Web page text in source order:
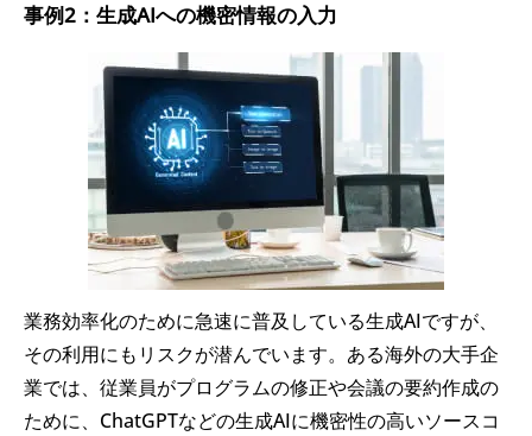
事例2：生成AIへの機密情報の入力
業務効率化のために急速に普及している生成AIですが、
その利用にもリスクが潜んでいます。ある海外の大手企
業では、従業員がプログラムの修正や会議の要約作成の
ために、ChatGPTなどの生成AIに機密性の高いソースコ